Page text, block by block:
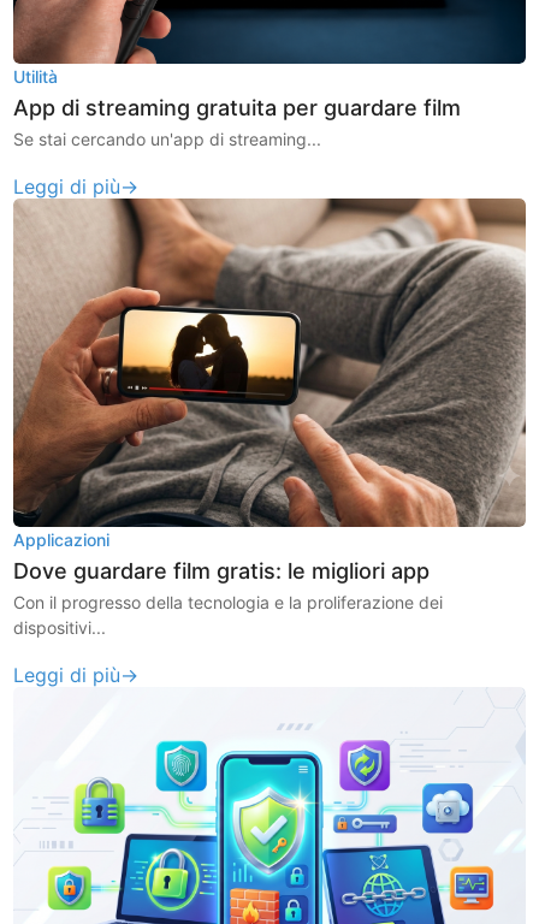
Utilità
App di streaming gratuita per guardare film
Se stai cercando un'app di streaming...
Leggi di più→
Applicazioni
Dove guardare film gratis: le migliori app
Con il progresso della tecnologia e la proliferazione dei
dispositivi...
Leggi di più→